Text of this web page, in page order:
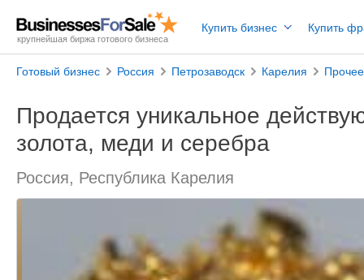
крупнейшая биржа готового бизнеса
Купить бизнес Купить
Готовый бизнес Россия Петрозаводск Карелия
Продается уникальное
золота, меди и серебра
Россия, Республика Карелия